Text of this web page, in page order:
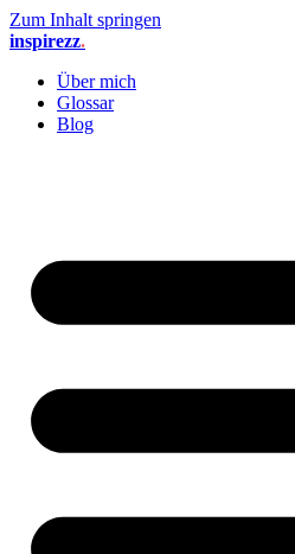
Zum Inhalt springen
inspirezz.
Über mich
Glossar
Blog